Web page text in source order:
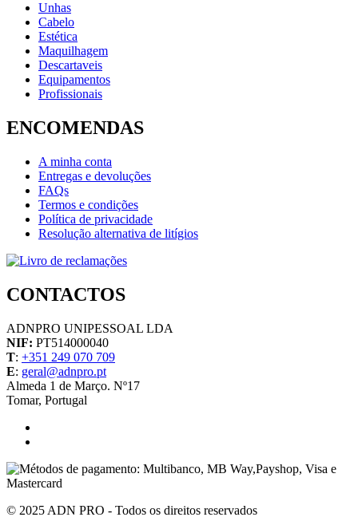
Unhas
Cabelo
Estética
Maquilhagem
Descartaveis
Equipamentos
Profissionais
ENCOMENDAS
A minha conta
Entregas e devoluções
FAQs
Termos e condições
Política de privacidade
Resolução alternativa de litígios
CONTACTOS
ADNPRO UNIPESSOAL LDA
NIF: PT514000040
T: +351 249 070 709
E: geral@adnpro.pt
Almeda 1 de Março. Nº17
Tomar, Portugal
© 2025 ADN PRO - Todos os direitos reservados